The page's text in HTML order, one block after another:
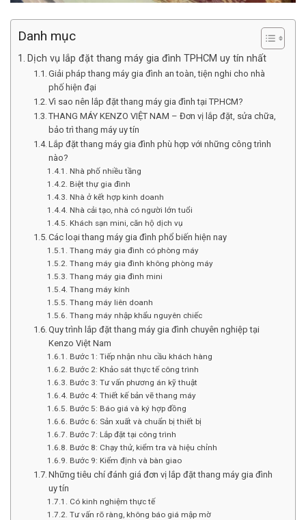
Danh mục
Dịch vụ lắp đặt thang máy gia đình TPHCM uy tín nhất
Giải pháp thang máy gia đình an toàn, tiện nghi cho nhà
phố hiện đại
Vì sao nên lắp đặt thang máy gia đình tại TP.HCM?
THANG MÁY KENZO VIỆT NAM – Đơn vị lắp đặt, sửa chữa,
bảo trì thang máy uy tín
Lắp đặt thang máy gia đình phù hợp với những công trình
nào?
Nhà phố nhiều tầng
Biệt thự gia đình
Nhà ở kết hợp kinh doanh
Nhà cải tạo, nhà có người lớn tuổi
Khách sạn mini, căn hộ dịch vụ
Các loại thang máy gia đình phổ biến hiện nay
Thang máy gia đình có phòng máy
Thang máy gia đình không phòng máy
Thang máy gia đình mini
Thang máy kính
Thang máy liên doanh
Thang máy nhập khẩu nguyên chiếc
Quy trình lắp đặt thang máy gia đình chuyên nghiệp tại
Kenzo Việt Nam
Bước 1: Tiếp nhận nhu cầu khách hàng
Bước 2: Khảo sát thực tế công trình
Bước 3: Tư vấn phương án kỹ thuật
Bước 4: Thiết kế bản vẽ thang máy
Bước 5: Báo giá và ký hợp đồng
Bước 6: Sản xuất và chuẩn bị thiết bị
Bước 7: Lắp đặt tại công trình
Bước 8: Chạy thử, kiểm tra và hiệu chỉnh
Bước 9: Kiểm định và bàn giao
Những tiêu chí đánh giá đơn vị lắp đặt thang máy gia đình
uy tín
Có kinh nghiệm thực tế
Tư vấn rõ ràng, không báo giá mập mờ